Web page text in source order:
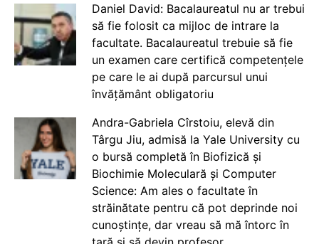
Daniel David: Bacalaureatul nu ar trebui
să fie folosit ca mijloc de intrare la
facultate. Bacalaureatul trebuie să fie
un examen care certifică competențele
pe care le ai după parcursul unui
învățământ obligatoriu
Andra-Gabriela Cîrstoiu, elevă din
Târgu Jiu, admisă la Yale University cu
o bursă completă în Biofizică și
Biochimie Moleculară și Computer
Science: Am ales o facultate în
străinătate pentru că pot deprinde noi
cunoștințe, dar vreau să mă întorc în